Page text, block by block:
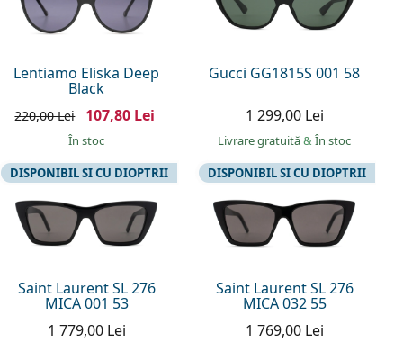
Lentiamo Eliska Deep
Black
220,00 Lei 107,80 Lei
În stoc
Gucci GG1815S 001 58
1 299,00 Lei
Livrare gratuită& În stoc
Saint Laurent SL 276
MICA 001 53
DISPONIBIL SI CU DIOPTRII
1 779,00 Lei
Saint Laurent SL 276
MICA 032 55
DISPONIBIL SI CU DIOPTRII
1 769,00 Lei